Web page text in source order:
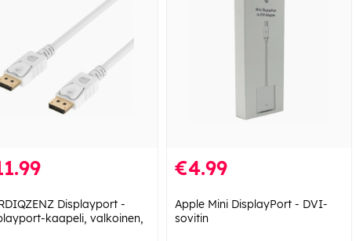
Displayport -
kaapeli, valkoinen,
€4.99
Apple Mini DisplayPort - DVI-
sovitin